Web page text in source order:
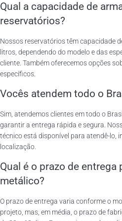
Qual a capacidade de
reservatórios?
Nossos reservatórios têm capacidade
litros, dependendo do modelo e das
cliente. Também oferecemos opções
específicos.
Vocês atendem todo o
Sim, atendemos clientes em todo o
garantir a entrega rápida e segura.
técnico está disponível para atendê-lo,
localização.
Qual é o prazo de entrega
metálico?
O prazo de entrega varia conforme o
projeto, mas, em média, o prazo de